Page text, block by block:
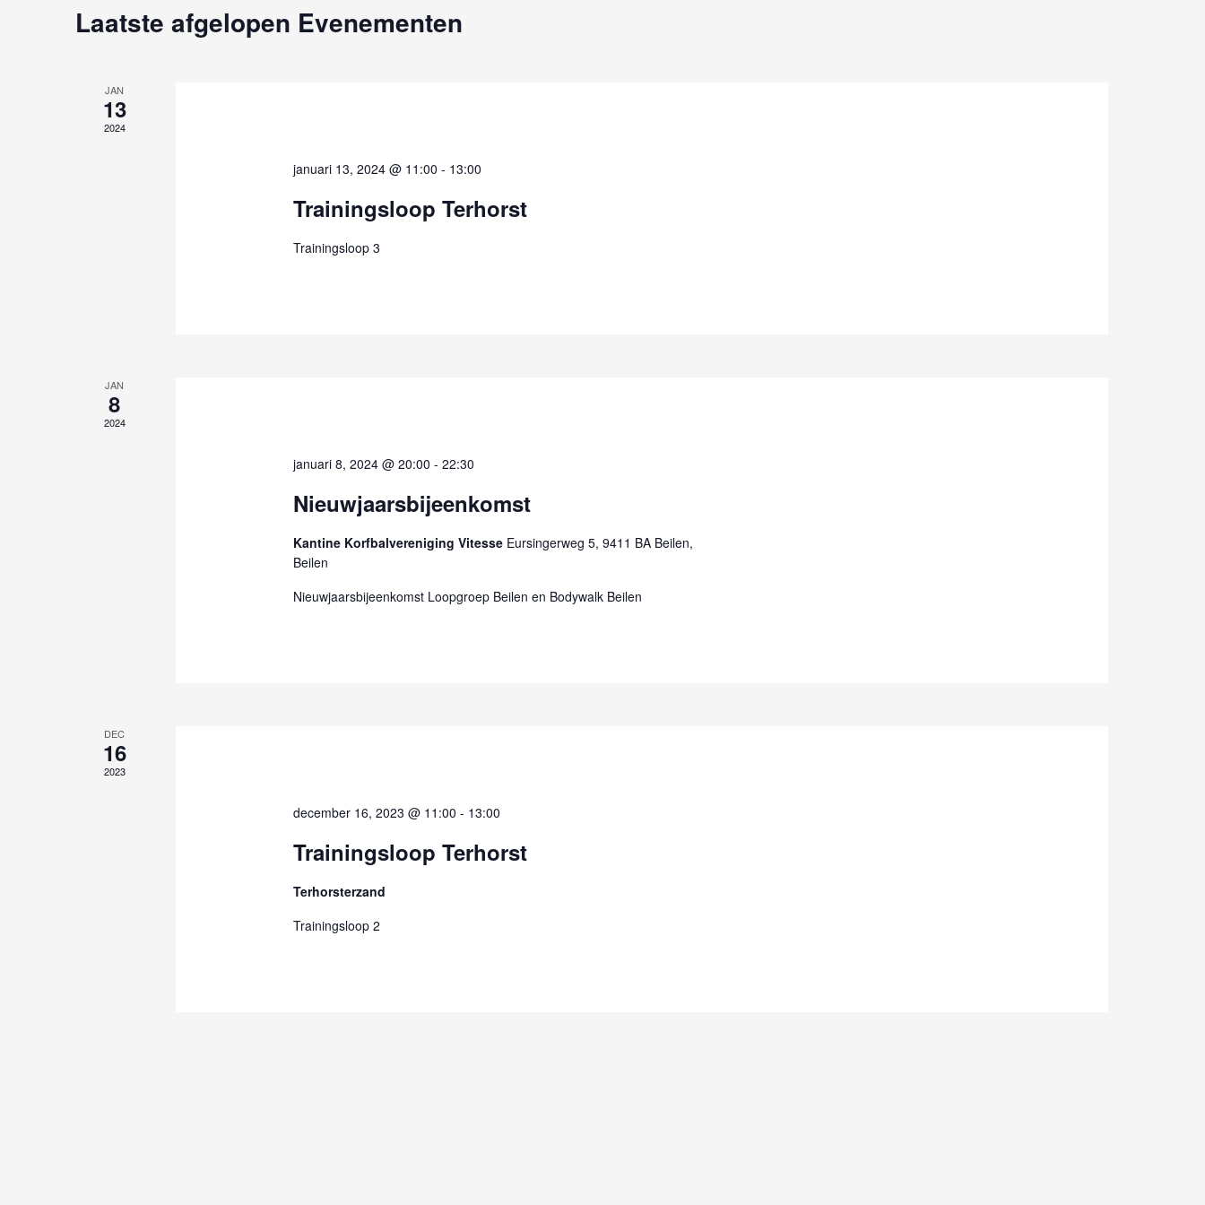
Laatste afgelopen Evenementen
JAN
13
2024
januari 13, 2024 @ 11:00 - 13:00
Trainingsloop Terhorst
Trainingsloop 3
JAN
8
2024
januari 8, 2024 @ 20:00 - 22:30
Nieuwjaarsbijeenkomst
Kantine Korfbalvereniging Vitesse Eursingerweg 5, 9411 BA Beilen,
Beilen
Nieuwjaarsbijeenkomst Loopgroep Beilen en Bodywalk Beilen
DEC
16
2023
december 16, 2023 @ 11:00 - 13:00
Trainingsloop Terhorst
Terhorsterzand
Trainingsloop 2